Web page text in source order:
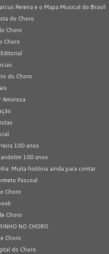
Pereira e o Mapa Musical do Brasil
do Choro
Choro
Choro
do Choro
Amorosa
100 anos
100 anos
Muita história ainda para contar
Pascoal
Choro
Choro
NO CHORO
Choro
do Choro